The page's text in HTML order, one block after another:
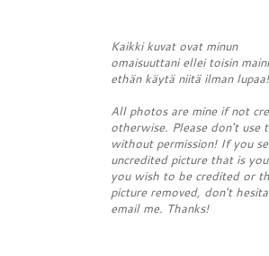
Kaikki kuvat ovat minun
omaisuuttani ellei toisin
ethän käytä niitä ilman lupaa!
All photos are mine if not
otherwise. Please don't use
without permission! If you
uncredited picture that is
you wish to be credited or
picture removed, don't
email me. Thanks!